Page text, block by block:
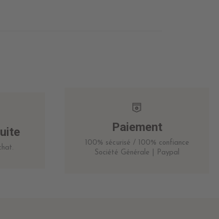
Paiement
100% sécurisé / 100% confiance
Société Générale | Paypal